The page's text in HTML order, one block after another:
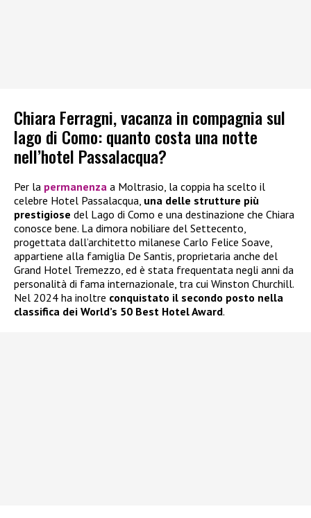
Chiara Ferragni, vacanza in compagnia sul
lago di Como: quanto costa una notte
nell’hotel Passalacqua?
Per la permanenza a Moltrasio, la coppia ha scelto il
celebre Hotel Passalacqua, una delle strutture più
prestigiose del Lago di Como e una destinazione che Chiara
conosce bene. La dimora nobiliare del Settecento,
progettata dall’architetto milanese Carlo Felice Soave,
appartiene alla famiglia De Santis, proprietaria anche del
Grand Hotel Tremezzo, ed è stata frequentata negli anni da
personalità di fama internazionale, tra cui Winston Churchill.
Nel 2024 ha inoltre conquistato il secondo posto nella
classifica dei World’s 50 Best Hotel Award.